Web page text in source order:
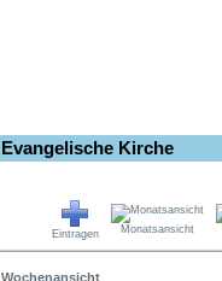
Evangelische Kirche
Eintragen Monatsansicht
Wochenansicht